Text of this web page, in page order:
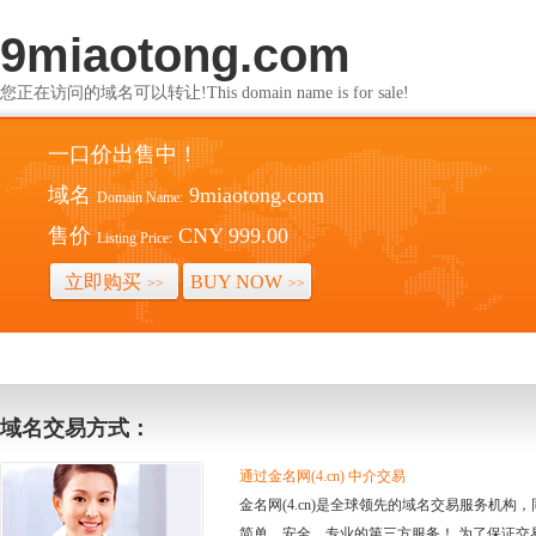
9miaotong.com
您正在访问的域名可以转让!This domain name is for sale!
一口价出售中！
域名 Domain Name: 9miaotong.com
售价 Listing Price: CNY 999.00
立即购买 >> BUY NOW >>
域名交易方式：
通过金名网(4.cn) 中介交易
金名网(4.cn)是全球领先的域名交易服务机构